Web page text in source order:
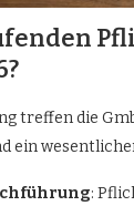
treffen die
ein
: